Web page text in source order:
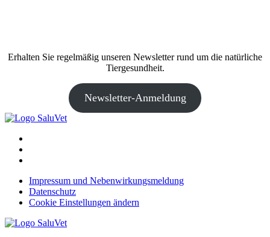
Erhalten Sie regelmäßig unseren Newsletter rund um die natürliche
Tiergesundheit.
Newsletter-Anmeldung
Impressum und Nebenwirkungsmeldung
Datenschutz
Cookie Einstellungen ändern